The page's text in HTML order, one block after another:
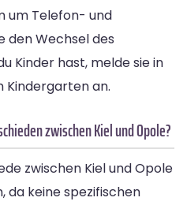
um Telefon- und
den Wechsel des
Kinder hast, melde sie in
Kindergarten an.
zwischen Kiel und Opole?
zwischen Kiel und Opole
da keine spezifischen